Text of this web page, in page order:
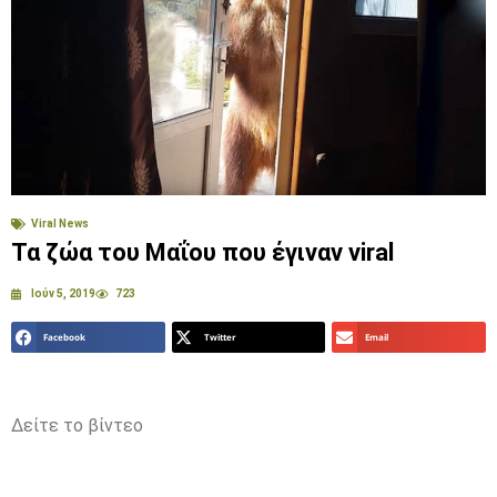
Viral News
Τα ζώα του Μαΐου που έγιναν viral
Ιούν 5, 2019 723
Facebook Twitter Email
Δείτε το βίντεο